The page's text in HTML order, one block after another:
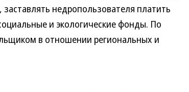
заставлять недропользователя платить
и экологические фонды. По
в отношении региональных и